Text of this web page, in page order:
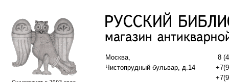
Москва,
Чистопрудный бульвар, д.14
8